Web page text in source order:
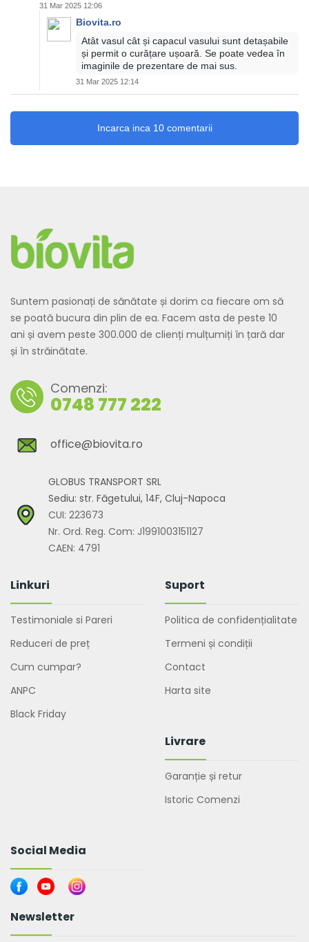
31 Mar 2025 12:06
Biovita.ro
Atât vasul cât și capacul vasului sunt detașabile
și permit o curățare ușoară. Se poate vedea în
imaginile de prezentare de mai sus.
31 Mar 2025 12:14
Incarca inca 10 comentarii
Suntem pasionați de sănătate și dorim ca fiecare om să
se poată bucura din plin de ea. Facem asta de peste 10
ani și avem peste 300.000 de clienți mulțumiți în țară dar
și în străinătate.
Comenzi:
0748 777 222
office@biovita.ro
GLOBUS TRANSPORT SRL
Sediu: str. Făgetului, 14F, Cluj-Napoca
CUI: 223673
Nr. Ord. Reg. Com: J1991003151127
CAEN: 4791
Linkuri
Testimoniale si Pareri
Reduceri de preț
Cum cumpar?
ANPC
Black Friday
Suport
Politica de confidențialitate
Termeni și condiții
Contact
Harta site
Livrare
Garanție și retur
Istoric Comenzi
Social Media
Newsletter